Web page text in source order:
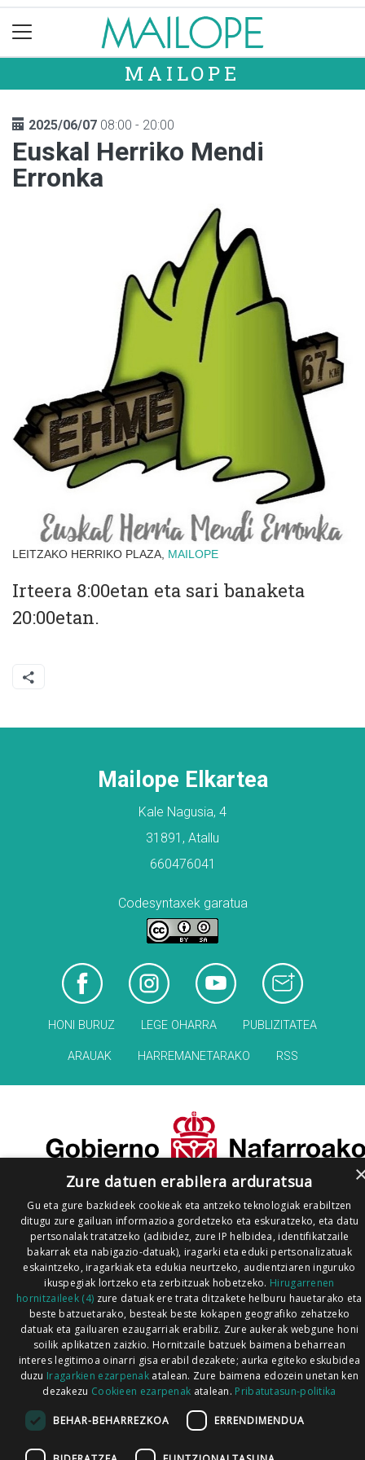
MAILOPE
2025/06/07 08:00 - 20:00
Euskal Herriko Mendi
Erronka
LEITZAKO HERRIKO PLAZA, MAILOPE
Irteera 8:00etan eta sari banaketa
20:00etan.
Mailope Elkartea
Kale Nagusia, 4
31891, Atallu
660476041
Codesyntaxek garatua
HONI BURUZ LEGE OHARRA PUBLIZITATEA
ARAUAK HARREMANETARAKO RSS
Zure datuen erabilera arduratsua
Gu eta gure bazkideek cookieak eta antzeko teknologiak erabiltzen
ditugu zure gailuan informazioa gordetzeko eta eskuratzeko, eta datu
pertsonalak tratatzeko (adibidez, zure IP helbidea, identifikatzaile
bakarrak eta nabigazio-datuak), iragarki eta eduki pertsonalizatuak
eskaintzeko, iragarkiak eta edukia neurtzeko, audientziaren inguruko
ikuspegiak lortzeko eta zerbitzuak hobetzeko. Hirugarrenen
hornitzaileek (4) zure datuak ere trata ditzakete helburu hauetarako eta
beste batzuetarako, besteak beste kokapen geografiko zehatzeko
datuak eta gailuaren ezaugarriak erabiliz. Zure aukerak webgune honi
soilik aplikatzen zaizkio. Hornitzaile batzuek baimena beharrean
interes legitimoa oinarri gisa erabil dezakete; aurka egiteko eskubidea
duzu Iragarkien ezarpenak atalean. Zure baimena edozein unetan ken
dezakezu Cookieen ezarpenak atalean. Pribatutasun-politika
BEHAR-BEHARREZKOA ERRENDIMENDUA